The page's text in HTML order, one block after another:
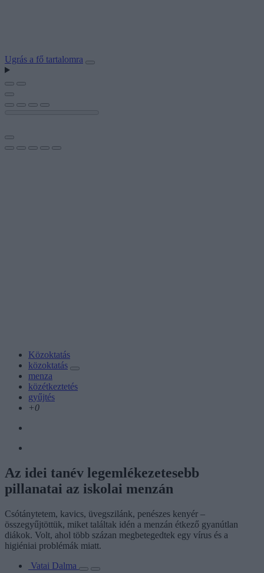
Ugrás a fő tartalomra
Közoktatás
közoktatás
menza
közétkeztetés
gyűjtés
+0
Az idei tanév legemlékezetesebb
pillanatai az iskolai menzán
Csótánytetem, kavics, üvegszilánk, penészes kenyér –
összegyűjtöttük, miket találtak idén a menzán étkező gyanútlan
diákok. Volt, ahol több százan megbetegedtek egy vírus és a
higiéniai problémák miatt.
Vatai Dalma